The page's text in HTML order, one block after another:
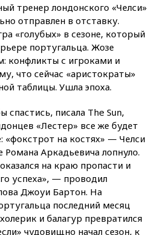
тренер лондонского «Челси»
отправлен в отставку.
«голубых» в сезоне, который
португальца. Жозе
конфликты с игроками и
что сейчас «аристократы»
таблицы. Ушла эпоха.
спастись, писала The Sun,
«Лестер» все же будет
«фокстрот на костях» — Челси
Романа Аркадьевича лопнуло.
на краю пропасти и
успеха», — проводил
Джоуи Бартон. На
последний месяц
и балагур превратился
чудовищно начал сезон, к